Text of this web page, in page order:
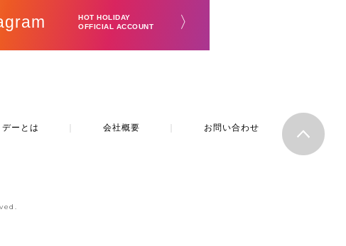
HOT HOLIDAY
OFFICIAL ACCOUNT
〉
ーとは 会社概要 お問い合わせ